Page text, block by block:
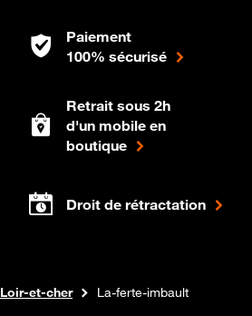
Paiement
100% sécurisé
Retrait sous 2h
d'un mobile en
boutique
Droit de rétractation
Loir-et-cher La-ferte-imbault